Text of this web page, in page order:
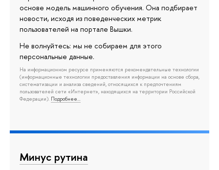
основе модель машинного обучения. Она подбирает
новости, исходя из поведенческих метрик
пользователей на портале Вышки.
Не волнуйтесь: мы не собираем для этого
персональные данные.
На информационном ресурсе применяются рекомендательные технологии
(информационные технологии предоставления информации на основе сбора,
систематизации и анализа сведений, относящихся к предпочтениям
пользователей сети «Интернет», находящихся на территории Российской
Федерации). Подробнее…
Минус рутина